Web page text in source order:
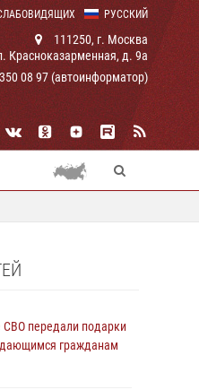
РУССКИЙ
111250, г. Москва
Красноказарменная, д. 9а
08 97 (автоинформатор)
СВО передали подарки
гражданам